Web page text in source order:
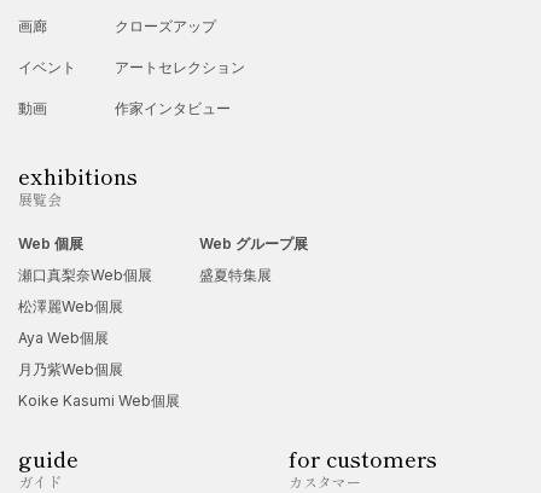
画廊
イベント
動画
クローズアップ
アートセレクション
作家インタビュー
exhibitions
展覧会
Web 個展
瀬口真梨奈Web個展
松澤麗Web個展
Aya Web個展
月乃紫Web個展
Koike Kasumi Web個展
Web グループ展
盛夏特集展
guide
ガイド
for customers
カスタマー